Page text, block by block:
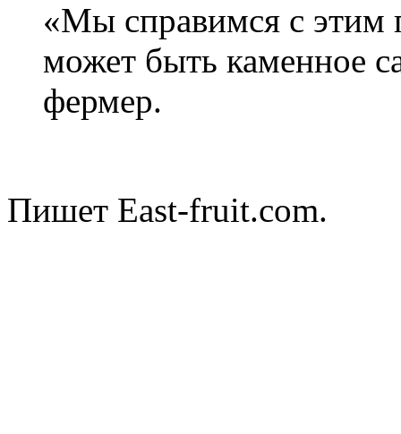
«Мы справимся с этим
может быть каменное
фермер.
Пишет East-fruit.com.